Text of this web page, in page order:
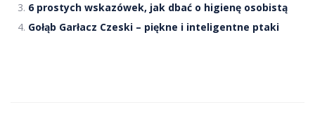
6 prostych wskazówek, jak dbać o higienę osobistą
Gołąb Garłacz Czeski – piękne i inteligentne ptaki